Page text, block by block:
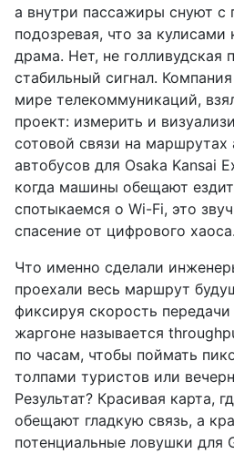
а внутри пассажиры снуют с
подозревая, что за кулисами
драма. Нет, не голливудская
стабильный сигнал.
мире телекоммуникаций,
проект: измерить и
сотовой связи на маршрутах
автобусов для Osaka Kansai
когда машины обещают
спотыкаемся о Wi-Fi, это
спасение от цифрового хаоса.
Что именно сделали
проехали весь маршрут
фиксируя скорость
жаргоне называется
по часам, чтобы поймать
толпами туристов или
Результат? Красивая карта,
обещают гладкую связь, а
потенциальные ловушки для